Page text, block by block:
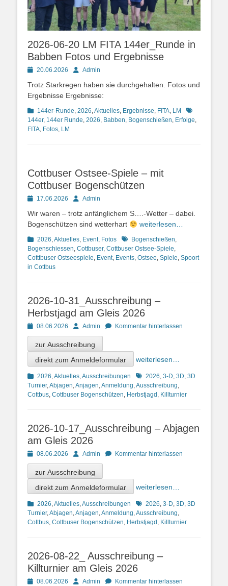
2026-06-20 LM FITA 144er_Runde in
Babben Fotos und Ergebnisse
Posted20.06.2026 AutorAdmin
Trotz Starkregen haben sie durchgehalten. Fotos und
Ergebnisse Ergebnisse:
Kategorien
144er-Runde, 2026,Aktuelles, Ergebnisse, FITA, LM
Schlagworte
144er, 144er Runde, 2026, Babben, Bogenschießen, Erfolge,
FITA, Fotos, LM
Cottbuser Ostsee-Spiele – mit
Cottbuser Bogenschützen
Posted17.06.2026 AutorAdmin
Wir waren – trotz anfänglichem S….-Wetter – dabei.
Bogenschützen sind wetterhart
weiterlesen…
Kategorien
2026,Aktuelles, Event, Fotos Schlagworte
Bogenschießen,
Bogenschiessen, Cottbuser, Cottbuser Ostsee-Spiele,
Cotttbuser Ostseespiele, Event, Events, Ostsee, Spiele, Spoort
in Cottbus
2026-10-31_Ausschreibung –
Herbstjagd am Gleis 2026
Posted
on
08.06.2026 AutorAdmin Kommentar hinterlassen
zur Ausschreibung
direkt zum Anmeldeformular
weiterlesen…
Kategorien
2026,Aktuelles,Ausschreibungen Schlagworte
2026, 3-D, 3D, 3D
Turnier,Abjagen,Anjagen,Anmeldung,Ausschreibung,
Cottbus, Cottbuser Bogenschützen, Herbstjagd , Killturnier
2026-10-17_Ausschreibung – Abjagen
am Gleis 2026
Posted
on
08.06.2026 AutorAdmin Kommentar hinterlassen
zur Ausschreibung
direkt zum Anmeldeformular
weiterlesen…
Kategorien
2026,Aktuelles,Ausschreibungen Schlagworte
2026, 3-D, 3D, 3D
Turnier,Abjagen,Anjagen,Anmeldung,Ausschreibung,
Cottbus, Cottbuser Bogenschützen, Herbstjagd , Killturnier
2026-08-22_ Ausschreibung –
Killturnier am Gleis 2026
Posted08.06.2026 AutorAdmin Kommentar hinterlassen